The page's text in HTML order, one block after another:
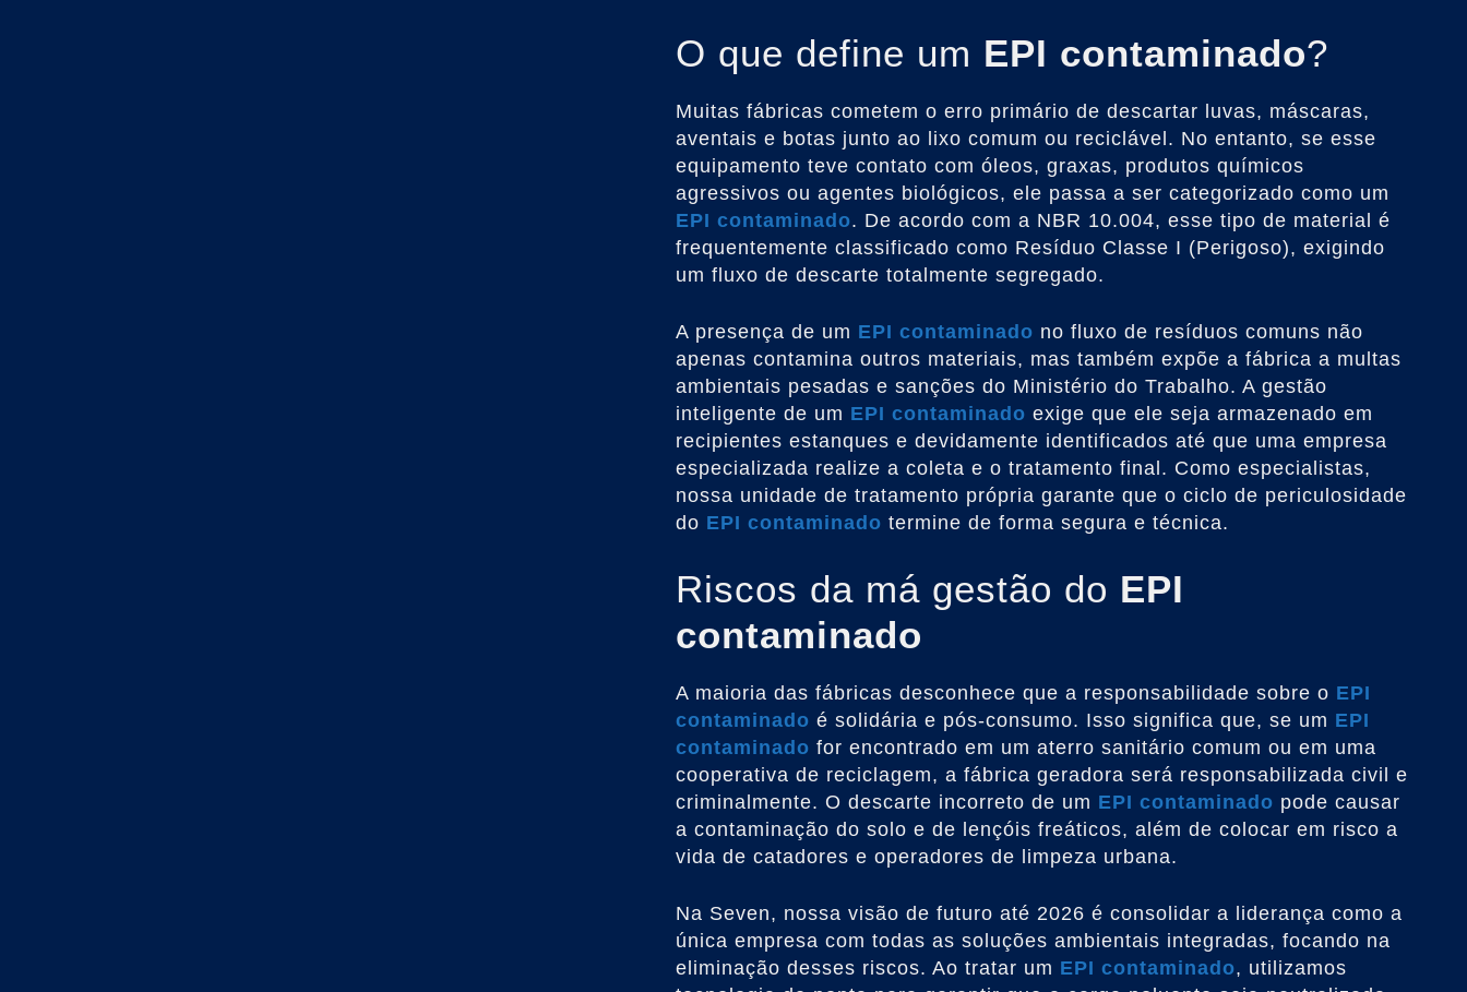
O que define um EPI contaminado?
Muitas fábricas cometem o erro primário de descartar luvas, máscaras,
aventais e botas junto ao lixo comum ou reciclável. No entanto, se esse
equipamento teve contato com óleos, graxas, produtos químicos
agressivos ou agentes biológicos, ele passa a ser categorizado como um
EPI contaminado. De acordo com a NBR 10.004, esse tipo de material é
frequentemente classificado como Resíduo Classe I (Perigoso), exigindo
um fluxo de descarte totalmente segregado.
A presença de um EPI contaminado no fluxo de resíduos comuns não
apenas contamina outros materiais, mas também expõe a fábrica a multas
ambientais pesadas e sanções do Ministério do Trabalho. A gestão
inteligente de um EPI contaminado exige que ele seja armazenado em
recipientes estanques e devidamente identificados até que uma empresa
especializada realize a coleta e o tratamento final. Como especialistas,
nossa unidade de tratamento própria garante que o ciclo de periculosidade
do EPI contaminado termine de forma segura e técnica.
Riscos da má gestão do EPI
contaminado
A maioria das fábricas desconhece que a responsabilidade sobre o EPI
contaminado é solidária e pós-consumo. Isso significa que, se um EPI
contaminado for encontrado em um aterro sanitário comum ou em uma
cooperativa de reciclagem, a fábrica geradora será responsabilizada civil e
criminalmente. O descarte incorreto de um EPI contaminado pode causar
a contaminação do solo e de lençóis freáticos, além de colocar em risco a
vida de catadores e operadores de limpeza urbana.
Na Seven, nossa visão de futuro até 2026 é consolidar a liderança como a
única empresa com todas as soluções ambientais integradas, focando na
eliminação desses riscos. Ao tratar um EPI contaminado, utilizamos